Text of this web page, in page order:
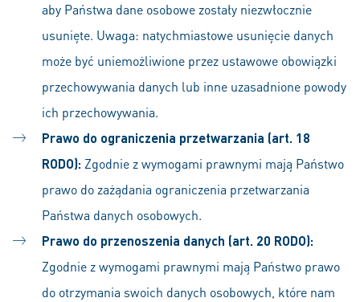
aby Państwa dane osobowe zostały niezwłocznie
usunięte. Uwaga: natychmiastowe usunięcie danych
może być uniemożliwione przez ustawowe obowiązki
przechowywania danych lub inne uzasadnione powody
ich przechowywania.
Prawo do ograniczenia przetwarzania (art. 18
RODO): Zgodnie z wymogami prawnymi mają Państwo
prawo do zażądania ograniczenia przetwarzania
Państwa danych osobowych.
Prawo do przenoszenia danych (art. 20 RODO):
Zgodnie z wymogami prawnymi mają Państwo prawo
do otrzymania swoich danych osobowych, które nam